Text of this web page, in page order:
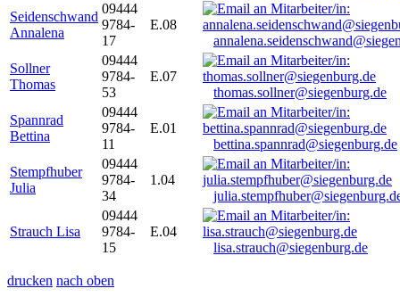
Seidenschwand
Annalena
09444
9784-
17
E.08
Sollner
Thomas
09444
9784-
53
E.07
thomas.sollner@siegenburg.de
Spannrad
Bettina
09444
9784-
11
E.01
bettina.spannrad@siegenburg.de
Stempfhuber
Julia
09444
9784-
34
1.04
Strauch Lisa
09444
9784-
15
E.04
lisa.strauch@siegenburg.de
drucken nach oben